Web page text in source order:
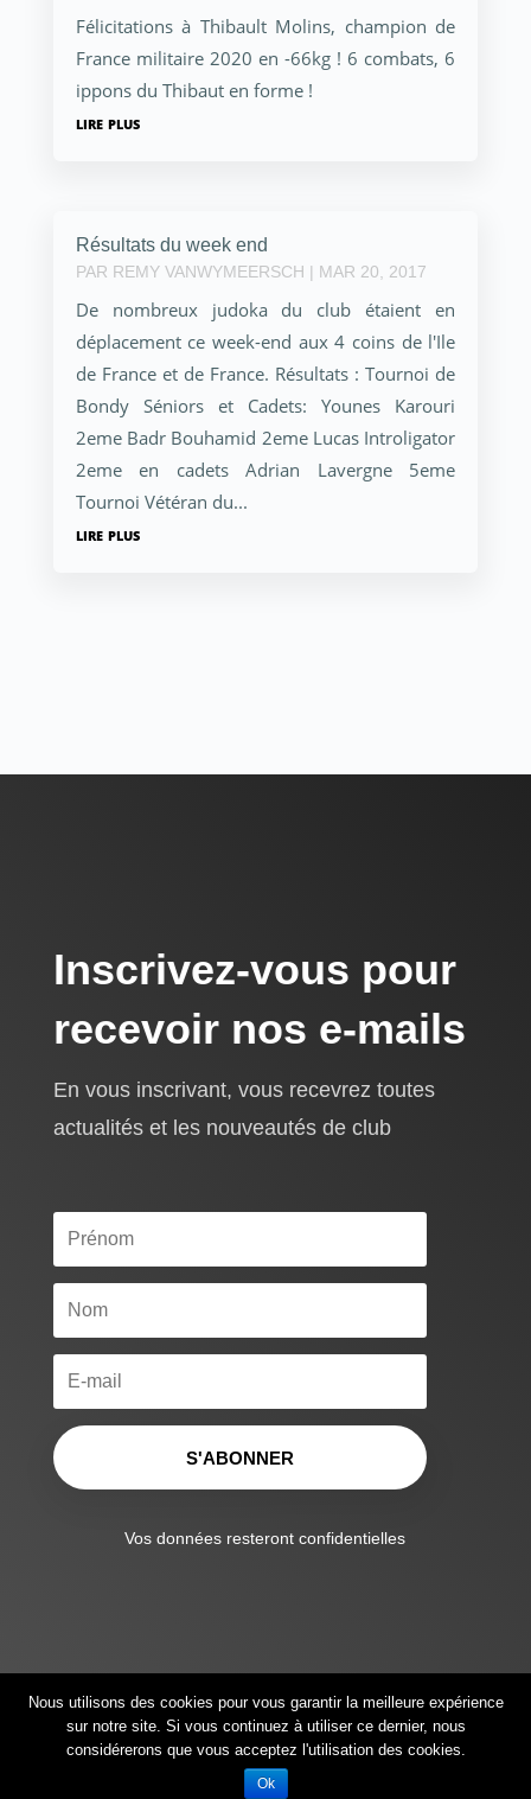
Félicitations à Thibault Molins, champion de
France militaire 2020 en -66kg ! 6 combats, 6
ippons du Thibaut en forme !
lire plus
Résultats du week end
PAR REMY VANWYMEERSCH | MAR 20, 2017
De nombreux judoka du club étaient en
déplacement ce week-end aux 4 coins de l'Ile
de France et de France. Résultats : Tournoi de
Bondy Séniors et Cadets: Younes Karouri
2eme Badr Bouhamid 2eme Lucas Introligator
2eme en cadets Adrian Lavergne 5eme
Tournoi Vétéran du...
lire plus
Inscrivez-vous pour
recevoir nos e-mails
En vous inscrivant, vous recevrez toutes
actualités et les nouveautés de club
S'ABONNER
Vos données resteront confidentielles
© Judo Coulommiers | Créé avec
Nous utilisons des cookies pour vous garantir la meilleure expérience
sur notre site. Si vous continuez à utiliser ce dernier, nous
considérerons que vous acceptez l'utilisation des cookies.
Ok